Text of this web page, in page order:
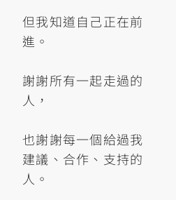
但我知道自己正在前
進。
謝謝所有一起走過的
人，
也謝謝每一個給過我
建議、合作、支持的
人。